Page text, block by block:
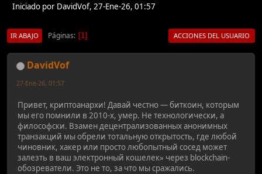
Iniciado por DavidVof, 27-Ene-26, 01:57
IR ABAJO Páginas 1 ACCIONES DEL USUARIO
DavidVof
27-Ene-26, 01:57
Привет, криптоанархи! Давай честно — биткоин, которым
мы его помнили в 2010-х, умер. Не технологически, а
философски. Взамен децентрализованных анонимных
транзакций мы обрели тотальную открытость, где любой
чиновник, хакер или просто любопытный сосед может
залезть в ваш электронный кошелек» через blockchain-
обозреватели. Это не то, за что мы сражались.